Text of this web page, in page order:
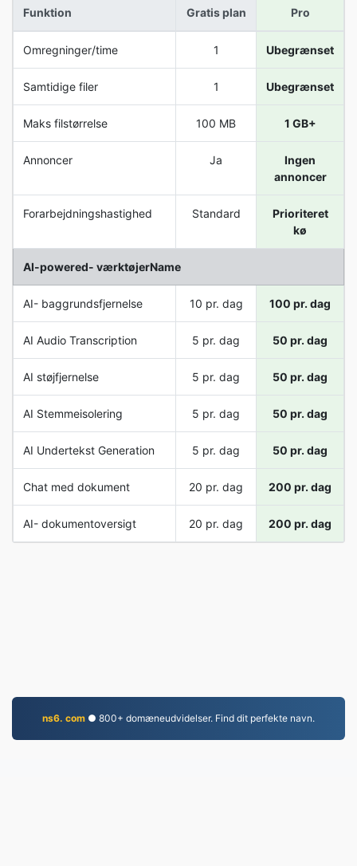
Funktion Gratis plan Pro
Omregninger/time 1 Ubegrænset
Samtidige filer 1 Ubegrænset
Maks filstørrelse 100 MB 1 GB+
Annoncer Ja
Ingen
annoncer
Forarbejdningshastighed Standard
Prioriteret
kø
AI-powered- værktøjerName
AI- baggrundsfjernelse 10 pr. dag 100 pr. dag
AI Audio Transcription 5 pr. dag 50 pr. dag
AI støjfjernelse 5 pr. dag 50 pr. dag
AI Stemmeisolering 5 pr. dag 50 pr. dag
AI Undertekst Generation 5 pr. dag 50 pr. dag
Chat med dokument 20 pr. dag 200 pr. dag
AI- dokumentoversigt 20 pr. dag 200 pr. dag
ns6. com ● 800+ domæneudvidelser. Find dit perfekte navn.